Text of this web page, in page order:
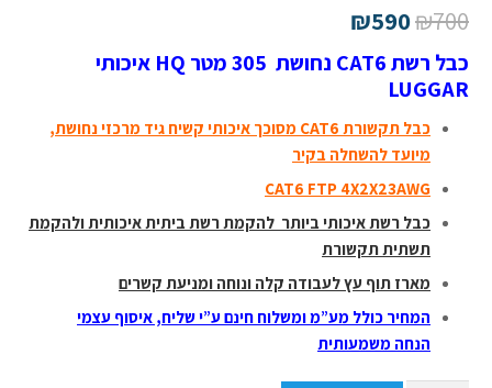
₪700
₪590
כבל רשת CAT6 נחושת 305 מטר HQ איכותי
LUGGAR
כבל תקשורת CAT6 מסוכך איכותי קשיח גיד מרכזי נחושת,
מיועד להשחלה בקיר
CAT6 FTP 4X2X23AWG
כבל רשת איכותי ביותר להקמת רשת ביתית איכותית ולהקמת
תשתית תקשורת
מארז תוף עץ לעבודה קלה ונוחה ומניעת קשרים
המחיר כולל מע”מ ומשלוח חינם ע”י שליח, איסוף עצמי
הנחה משמעותית